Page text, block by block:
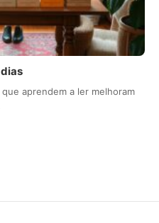
aprendem a ler melhoram